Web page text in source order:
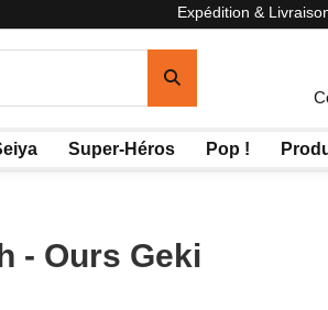
Expédition &
Super-Héros Pop !
- Ours Geki